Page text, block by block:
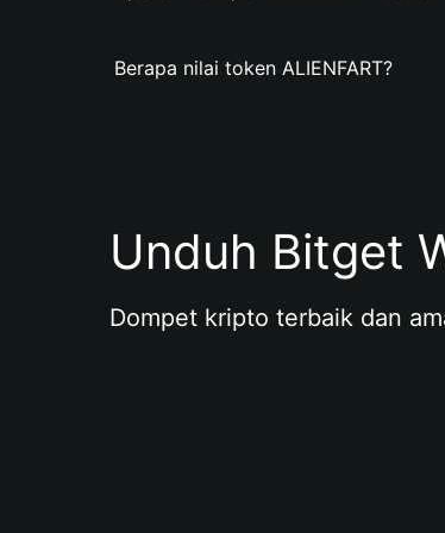
Berapa nilai token ALIENFART?
Unduh Bitget
Dompet kripto terbaik dan